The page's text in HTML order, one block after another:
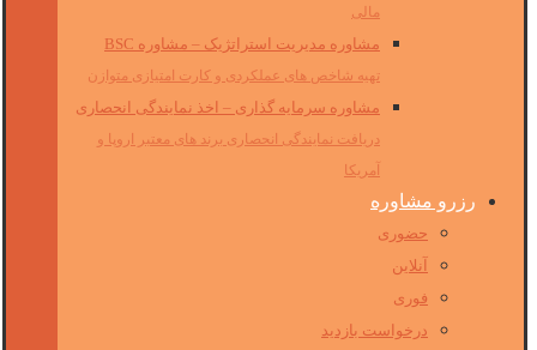
مالی
مشاوره مدیریت استراتژیک – مشاوره BSC
تهیه شاخص های عملکردی و کارت امتیازی متوازن
مشاوره سرمایه گذاری – اخذ نمایندگی انحصاری
دریافت نمایندگی انحصاری برند های معتبر اروپا و
آمریکا
رزرو مشاوره
حضوری
آنلاین
فوری
درخواست بازدید